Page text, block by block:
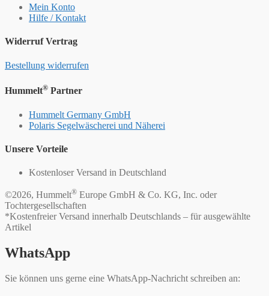
Mein Konto
Hilfe / Kontakt
Widerruf Vertrag
Bestellung widerrufen
Hummelt® Partner
Hummelt Germany GmbH
Polaris Segelwäscherei und Näherei
Unsere Vorteile
Kostenloser Versand in Deutschland
©2026, Hummelt® Europe GmbH & Co. KG, Inc. oder
Tochtergesellschaften
*Kostenfreier Versand innerhalb Deutschlands – für ausgewählte
Artikel
WhatsApp
Sie können uns gerne eine WhatsApp-Nachricht schreiben an: